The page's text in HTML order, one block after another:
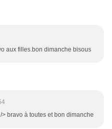
aux filles.bon dimanche bisous
bravo à toutes et bon dimanche